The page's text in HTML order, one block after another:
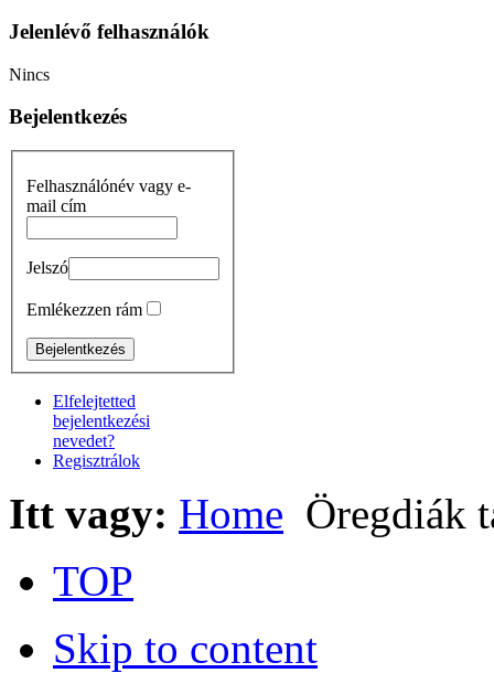
Jelenlévő felhasználók
Nincs
Bejelentkezés
Felhasználónév vagy e-
mail cím
Jelszó
Emlékezzen rám
Elfelejtetted
bejelentkezési
nevedet?
Regisztrálok
Itt vagy: Home Öregdiák
TOP
Skip to content